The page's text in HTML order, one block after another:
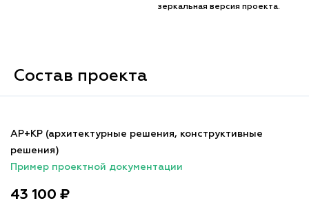
зеркальная версия проекта.
Состав проекта
АР+КР (архитектурные решения, конструктивные
решения)
Пример проектной документации
43 100 ₽